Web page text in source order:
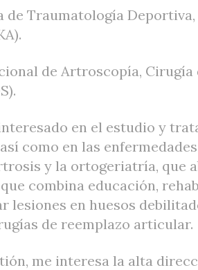
de Traumatología
de Artroscopía, Cirugía
en el estudio y
como en las
y la ortogeriatría, que
combina educación,
lesiones en huesos
de reemplazo articular.
me interesa la alta